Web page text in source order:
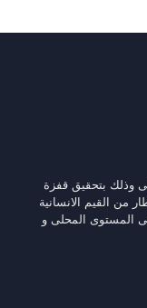
وذلك بتحقيق قفزة
من القيم الانسانية
المستوى المحلى و